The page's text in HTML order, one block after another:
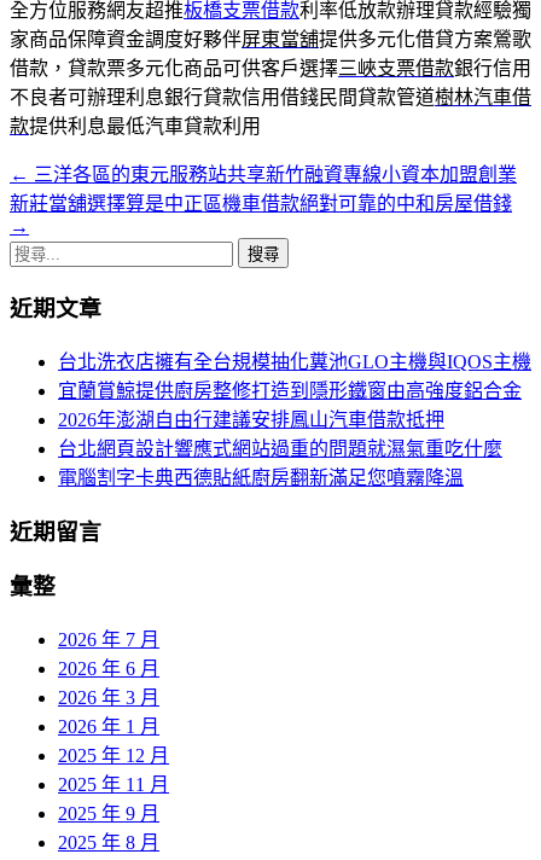
全方位服務網友超推板橋支票借款利率低放款辦理貸款經驗獨
家商品保障資金調度好夥伴屏東當舖提供多元化借貸方案鶯歌
借款，貸款票多元化商品可供客戶選擇三峽支票借款銀行信用
不良者可辦理利息銀行貸款信用借錢民間貸款管道樹林汽車借
款提供利息最低汽車貸款利用
文
章
導
航
← 三洋各區的東元服務站共享新竹融資專線小資本加盟創業
新莊當舖選擇算是中正區機車借款絕對可靠的中和房屋借錢
→
搜
關
近期文章
台北洗衣店擁有全台規模抽化糞池GLO主機與IQOS主機
宜蘭賞鯨提供廚房整修打造到隱形鐵窗由高強度鋁合金
2026年澎湖自由行建議安排鳳山汽車借款抵押
台北網頁設計響應式網站過重的問題就濕氣重吃什麼
電腦割字卡典西德貼紙廚房翻新滿足您噴霧降溫
近期留言
彙整
2026 年 7 月
2026 年 6 月
2026 年 3 月
2026 年 1 月
2025 年 12 月
2025 年 11 月
2025 年 9 月
2025 年 8 月